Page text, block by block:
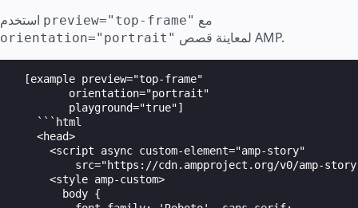
preview="top-frame" مع
orientation="portrait" لمعاينة قصص AMP.
  [example preview="top-frame"
         orientation="portrait"
         playground="true"]
    ```html
    <head>
      <script async custom-element="amp-story"
src="https://cdn.ampproject.org/v0/amp-
      <style amp-custom>
        body {